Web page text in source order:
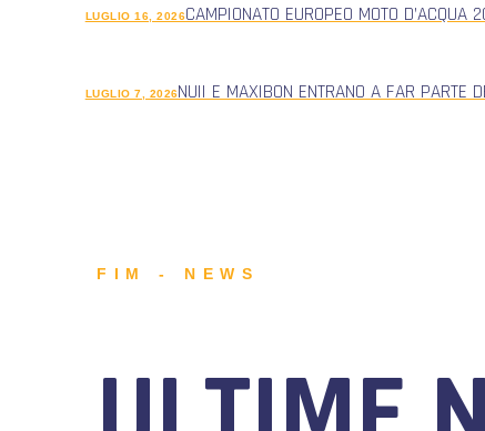
LUGLIO 16, 2026CAMPIONATO EUROPEO MOTO
LUGLIO 7, 2026NUII E MAXIBON ENTRANO A FAR PARTE
FIM - NEWS